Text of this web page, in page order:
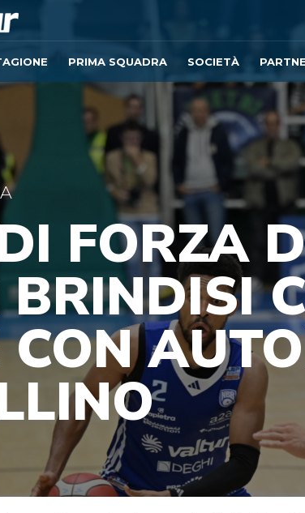
PRIMA SQUADRA SOCIETÀ
FORZA